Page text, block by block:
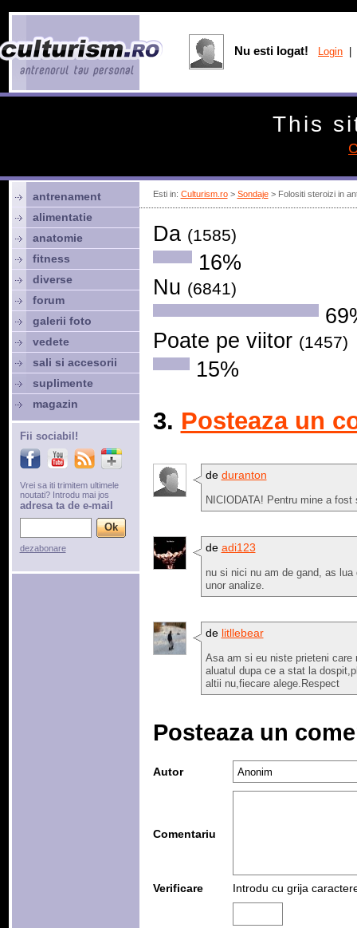
Esti in: Culturism.ro> Sondaje> Folositi steroizi in
Da (1585)
16%
Nu (6841)
Poate pe viitor (1457)
15%
3. Posteaza un
de duranton
NICIODATA! Pentru mine a
de adi123
nu si nici nu am de gand, as
unor analize.
de litllebear
Asa am si eu niste prieteni
aluatul dupa ce a stat la
altii nu,fiecare alege.Respect
Posteaza un
Autor
Comentariu
Verificare Introdu cu grija
antrenament
alimentatie
anatomie
fitness
diverse
forum
galerii foto
vedete
sali si accesorii
suplimente
magazin
Fii sociabil!
Vrei sa iti trimitem ultimele
noutati? Introdu mai jos
adresa ta de e-mail
dezabonare
Nu esti logat! Login
This